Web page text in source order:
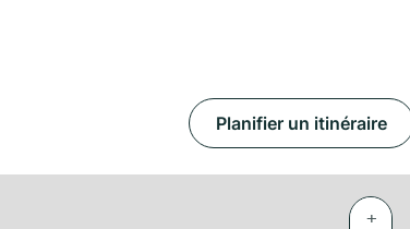
Planifier un itinéraire
+